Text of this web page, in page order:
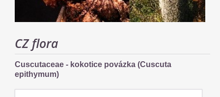
CZ flora
Cuscutaceae - kokotice povázka (Cuscuta
epithymum)